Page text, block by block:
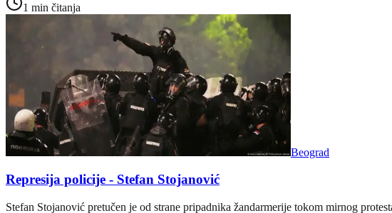
1 min čitanja
Beograd
Represija policije - Stefan Stojanović
Stefan Stojanović pretučen je od strane pripadnika žandarmerije tokom mirnog